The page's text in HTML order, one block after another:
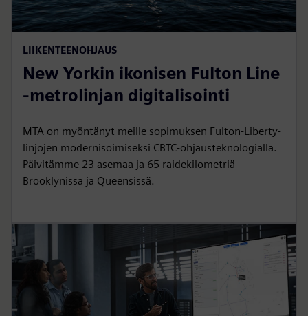
LIIKENTEENOHJAUS
New Yorkin ikonisen Fulton Line
-metrolinjan digitalisointi
MTA on myöntänyt meille sopimuksen Fulton-Liberty-
linjojen modernisoimiseksi CBTC-ohjausteknologialla.
Päivitämme 23 asemaa ja 65 raidekilometriä
Brooklynissa ja Queensissä.